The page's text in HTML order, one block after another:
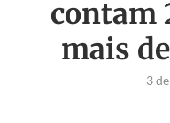
contam
mais
3